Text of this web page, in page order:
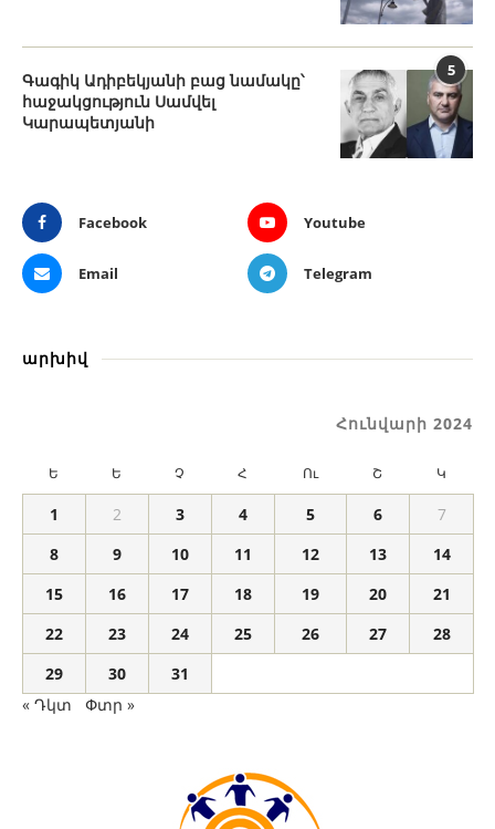
5
Գագիկ Ադիբեկյանի բաց նամակը՝
հաջակցություն Սամվել
Կարապետյանի
Facebook Youtube
Email Telegram
արխիվ
Հունվարի 2024
Ե Ե Չ Հ Ու Շ Կ
1 2 3 4 5 6
7
8
9 10 11 12 13
14
15
16 17 18 19 20
21
22
23 24 25 26 27
28
29
30
31
« Դկտ
Փտր »